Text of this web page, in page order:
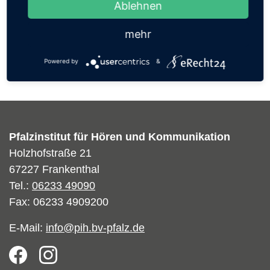
Welche Ausbildungsmöglichkeiten bietet das
Pfalzinstitut für Hören und Kommunikation
Holzhofstraße 21
67227 Frankenthal
Tel.: 06233 49090
Fax: 06233 4909200
E-Mail: info@pih.bv-pfalz.de
Ablehnen
mehr
Powered by &